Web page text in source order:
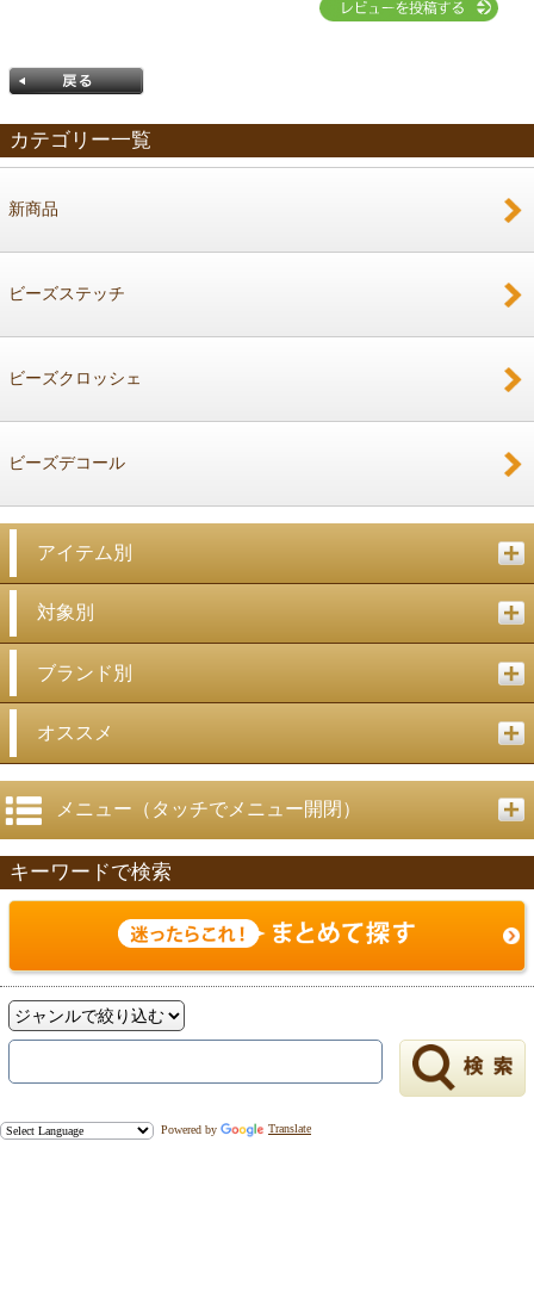
カテゴリー一覧
新商品
ビーズステッチ
ビーズクロッシェ
ビーズデコール
アイテム別
対象別
ブランド別
オススメ
メニュー（タッチでメニュー開閉）
キーワードで検索
Powered by Translate